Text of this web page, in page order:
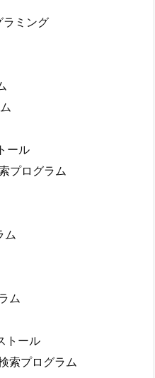
ミング
ール
プログラム
ム
ム
トール
索プログラム